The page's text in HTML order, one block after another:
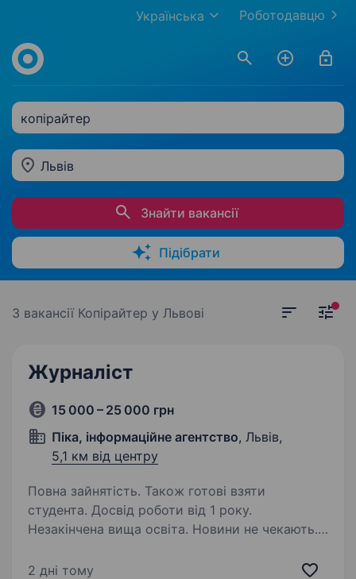
Роботодавцю
Українська
копірайтер
Львів
Знайти вакансії
Підібрати
3 вакансії Копірайтер у Львові
Журналіст
15 000 – 25 000 грн
Піка, інформаційне агентство, Львів,
5,1 км від центру
Повна зайнятість. Також готові взяти
студента. Досвід роботи від 1 року.
Незакінчена вища освіта. Новини не чекають.
роботи — ми шукаємо саме вас! Інформаційне
2 дні тому